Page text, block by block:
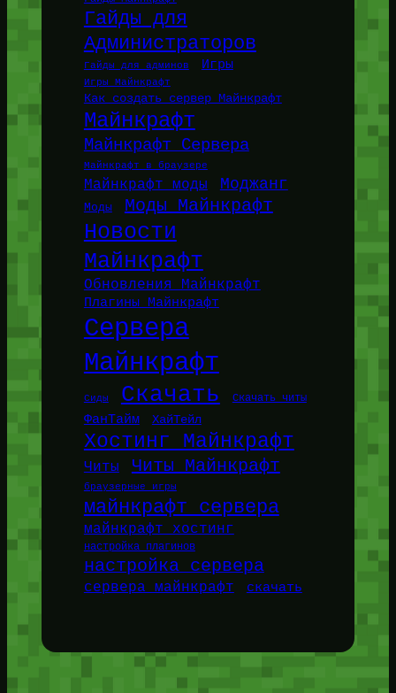
Гайды для
Администраторов
Гайды для админов Игры
Игры Майнкрафт
Как создать сервер Майнкрафт
Майнкрафт
Майнкрафт Сервера
Майнкрафт в браузере
Майнкрафт моды Моджанг
Моды Моды Майнкрафт
Новости
Майнкрафт
Обновления Майнкрафт
Плагины Майнкрафт
Сервера
Майнкрафт
Сиды Скачать Скачать читы
ФанТайм ХайТейл
Хостинг Майнкрафт
Читы Читы Майнкрафт
браузерные игры
майнкрафт сервера
майнкрафт хостинг
настройка плагинов
настройка сервера
сервера майнкрафт скачать